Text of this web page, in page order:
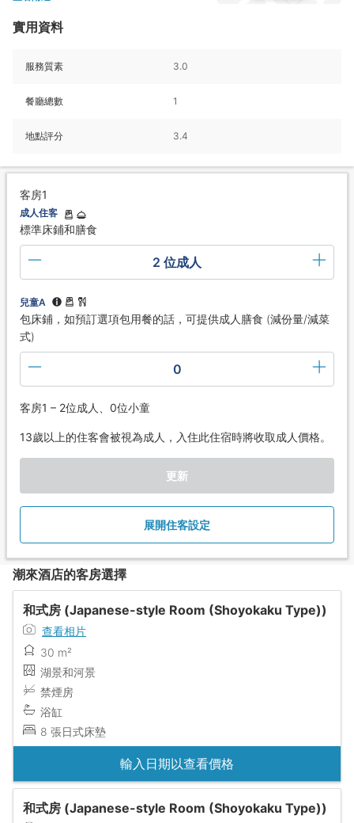
實用資料
服務質素 3.0
餐廳總數 1
地點評分 3.4
客房1
成人住客
標準床鋪和膳食
2 位成人
兒童A
包床鋪，如預訂選項包用餐的話，可提供成人膳食 (減份量/減菜
式)
0
客房1 – 2位成人、0位小童
13歲以上的住客會被視為成人，入住此住宿時將收取成人價格。
更新
展開住客設定
潮來酒店的客房選擇
和式房 (Japanese-style Room (Shoyokaku Type))
查看相片
30 m²
湖景和河景
禁煙房
浴缸
8 張日式床墊
輸入日期以查看價格
和式房 (Japanese-style Room (Shoyokaku Type))